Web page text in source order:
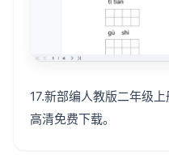
17.新部编人教版二年级
高清免费下载。